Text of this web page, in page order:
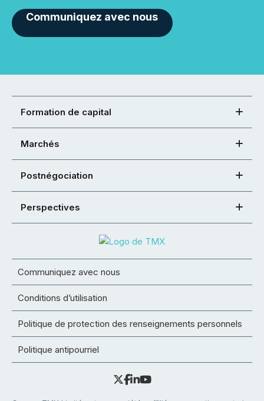
Communiquez avec nous
Formation de capital
Marchés
Postnégociation
Perspectives
Communiquez avec nous
Conditions d’utilisation
Politique de protection des renseignements personnels
Politique antipourriel